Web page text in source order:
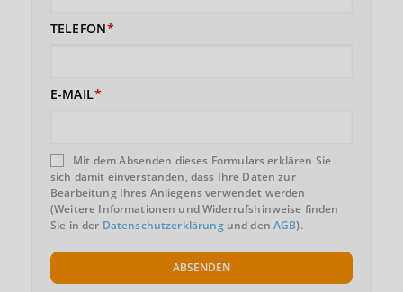
TELEFON
E-MAIL
Mit dem Absenden dieses Formulars erklären Sie
sich damit einverstanden, dass Ihre Daten zur
Bearbeitung Ihres Anliegens verwendet werden
(Weitere Informationen und Widerrufshinweise finden
Sie in der Datenschutzerklärungund denAGB).
ABSENDEN